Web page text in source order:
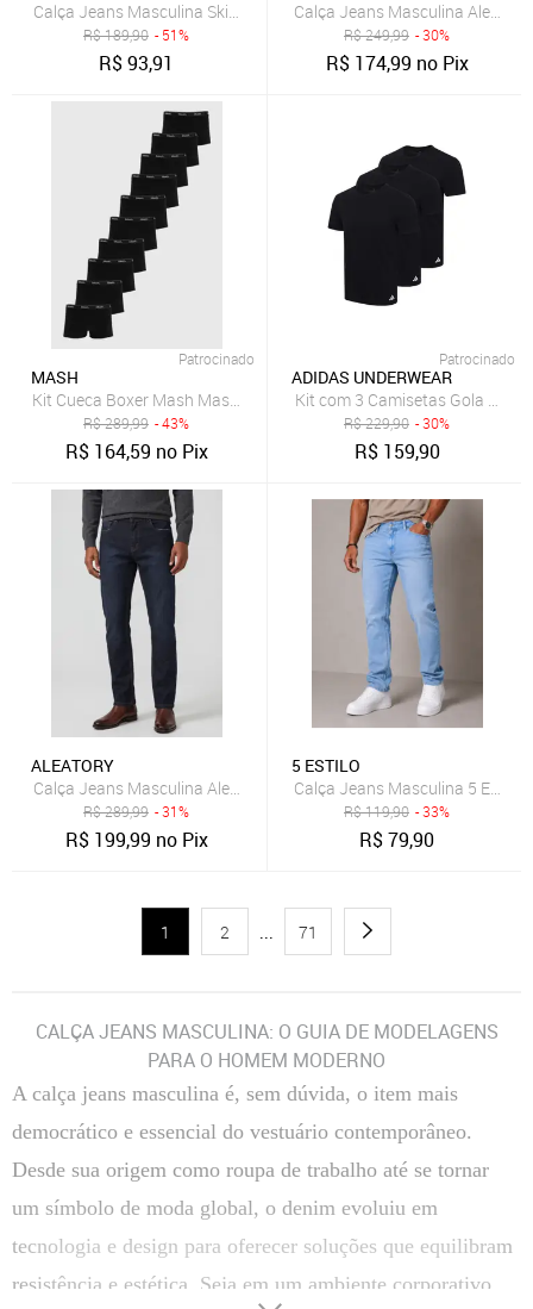
Calça Jeans Masculina Skinny Kovali Premium Casual Com
R$189,90 - 51%
R$93,91
Calça Jeans Masculina
R$249,99 - 30%
R$ 174,99 no Pix
Patrocinado
MASH
Kit Cueca Boxer Mash Masculina Cintura Elástica 10 Peças Preta
R$289,99 - 43%
R$ 164,59 no Pix
Patrocinado
ADIDAS UNDERWEAR
Kit com 3 Camisetas Gola
R$229,90 - 30%
R$ 159,90
ALEATORY
Calça Jeans Masculina Aleatory Slim Azul Escuro
R$289,99 - 31%
R$ 199,99 no Pix
5 ESTILO
Calça Jeans Masculina 5 Estilo
R$119,90 - 33%
R$79,90
1 2 ... 71
CALÇA JEANS MASCULINA: O GUIA DE MODELAGENS
PARA O HOMEM MODERNO
A calça jeans masculina é, sem dúvida, o item mais
democrático e essencial do vestuário contemporâneo.
Desde sua origem como roupa de trabalho até se tornar
um símbolo de moda global, o denim evoluiu em
tecnologia e design para oferecer soluções que equilibram
resistência e estética. Seja em um ambiente corporativo